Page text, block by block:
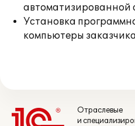
автоматизированной
Установка
компьютеры заказчика
Отраслевые
и